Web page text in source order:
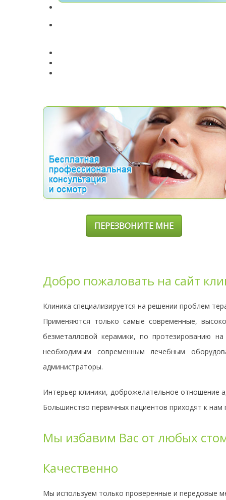
ПЕРЕЗВОНИТЕ МНЕ
Добро пожаловать на сайт
Клиника специализируется на решении проблем
Применяются только самые современные,
безметалловой керамики, по протезированию
необходимым современным лечебным
администраторы.
Интерьер клиники, доброжелательное отношение
Большинство первичных пациентов приходят к
Мы избавим Вас от любых
Качественно
Мы используем только проверенные и передовые